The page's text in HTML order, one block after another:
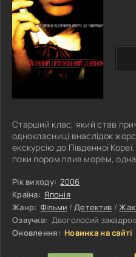
Старший клас, який став
однокласниці внаслідок
екскурсію до Південної
поки пором плив морем, одна
з’явилася моторошна
і незрозуміле текстове
Ситуація лише погіршилася,
одна з учениць класу
Паніка почала
Рік виходу: 2006
Країна: Японія
Жанр: Фільми /Детектив /
Озвучка: Двоголосий
Оновлення: Новинка на сайті